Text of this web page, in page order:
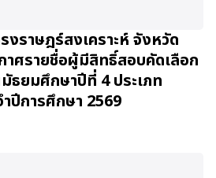
งราษฎร์สงเคราะห์ จังหวัด
าศรายชื่อผู้มีสิทธิ์สอบคัดเลือก
ธยมศึกษาปีที่ 4 ประเภท
ปีการศึกษา 2569